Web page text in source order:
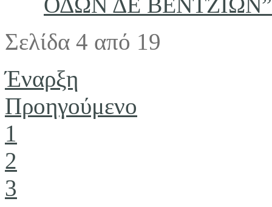
Σελίδα 4 από 19
Έναρξη
Προηγούμενο
1
2
3